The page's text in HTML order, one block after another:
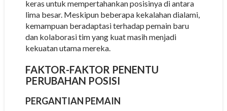
keras untuk mempertahankan posisinya di antara
lima besar. Meskipun beberapa kekalahan dialami,
kemampuan beradaptasi terhadap pemain baru
dan kolaborasi tim yang kuat masih menjadi
kekuatan utama mereka.
FAKTOR-FAKTOR PENENTU
PERUBAHAN POSISI
PERGANTIAN PEMAIN